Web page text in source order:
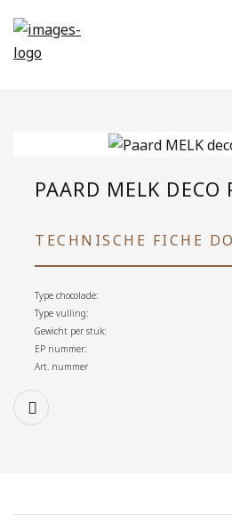
PAARD MELK DECO
TECHNISCHE FICHE
Type chocolade:
Type vulling:
Gewicht per stuk:
EP nummer:
Art. nummer